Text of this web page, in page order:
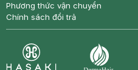
Phương thức vận chuyển
Chính sách đổi trả